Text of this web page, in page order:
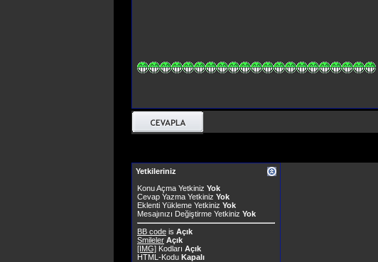
Yetkileriniz
Konu Açma Yetkiniz Yok
Cevap Yazma Yetkiniz Yok
Eklenti Yükleme Yetkiniz Yok
Mesajınızı Değiştirme Yetkiniz Yok
BB code is Açık
Smileler Açık
[IMG] Kodları Açık
HTML-Kodu Kapalı